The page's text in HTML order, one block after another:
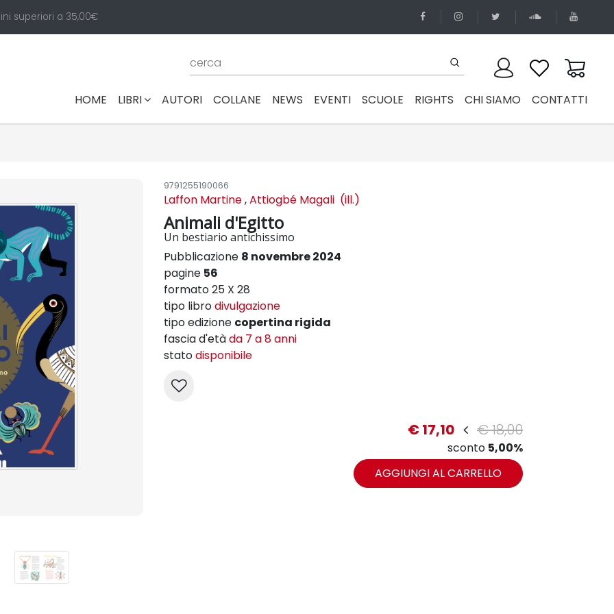
superiori a 35,00€
HOME (CURRENT)
LIBRI AUTORI COLLANE NEWS EVENTI SCUOLE RIGHTS CHI SIAMO CONTATTI
9791255190066
Laffon Martine,Attiogbé Magali (ill.)
Animali d'Egitto
Un bestiario antichissimo
Pubblicazione 8 novembre 2024
pagine 56
formato 25 X 28
tipo librodivulgazione
tipo edizione copertina rigida
fascia d'etàda 7 a 8 anni
statodisponibile
€ 17,10 € 18,00
sconto 5,00%
AGGIUNGI AL CARRELLO